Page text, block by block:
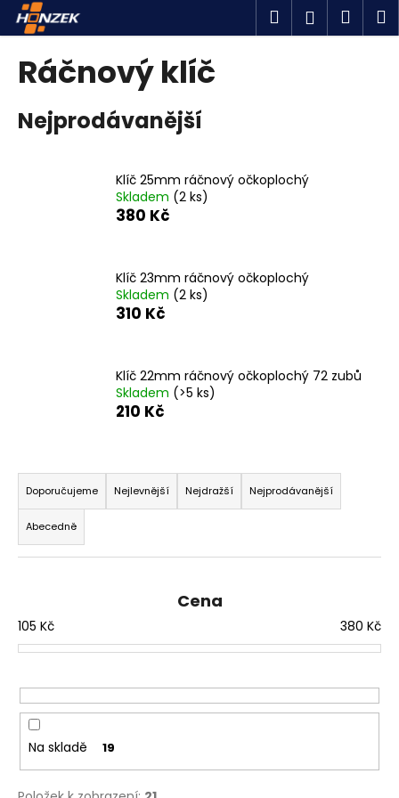
Přejít
obsah
Hledat
Ráčnový klíč
Nejprodávanější
Klíč 25mm ráčnový očkoplochý
Skladem (2 ks)
380 Kč
Klíč 23mm ráčnový očkoplochý
Skladem (2 ks)
310 Kč
Klíč 22mm ráčnový očkoplochý 72 zubů
Skladem (>5 ks)
210 Kč
Ř
a
z
e
n
r
o
u
k
ů
Doporučujeme Nejlevnější Nejdražší Nejprodávanější
Abecedně
Cena
105 Kč 380 Kč
Na skladě 19
o
o
í
t
?
HLEDAT
D
o
p
o